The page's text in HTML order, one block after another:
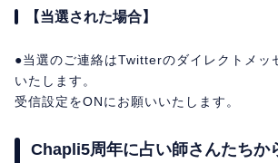
【当選された場合】
●当選のご連絡はTwitterのダイレクトメッ
いたします。
受信設定をONにお願いいたします。
Chapli5周年に占い師さんたちか